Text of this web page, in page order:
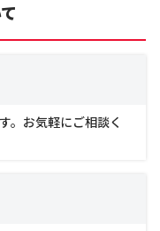
。お気軽にご相談く